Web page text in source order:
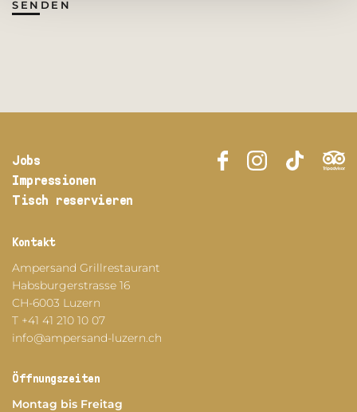
SENDEN
Jobs
Impressionen
Tisch reservieren
Kontakt
Ampersand Grillrestaurant
Habsburgerstrasse 16
CH-6003 Luzern
T +41 41 210 10 07
info@ampersand-luzern.ch
Öffnungszeiten
Montag bis Freitag